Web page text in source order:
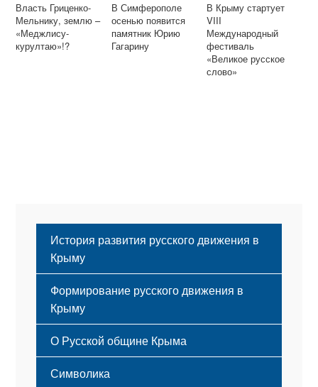
Власть Гриценко-
Мельнику, землю –
«Меджлису-
курултаю»!?
В Симферополе
осенью появится
памятник Юрию
Гагарину
В Крыму стартует
VIII
Международный
фестиваль
«Великое русское
слово»
История развития русского движения в
Крыму
Формирование русского движения в
Крыму
Русский Крым
О Русской общине Крыма
Этапы становления
Принципы деятельности
Символика